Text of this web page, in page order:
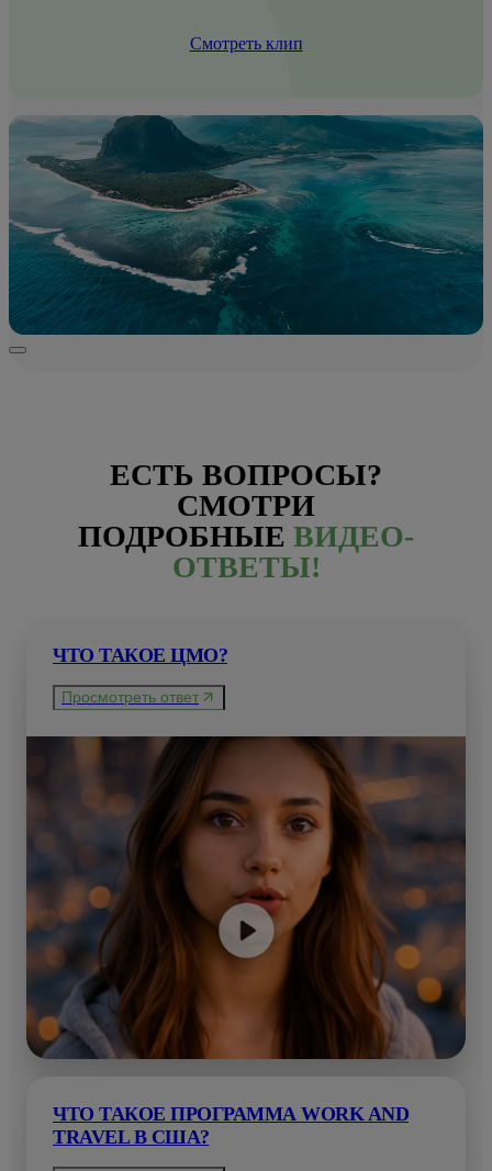
Смотреть клип
ЕСТЬ ВОПРОСЫ?
СМОТРИ
ПОДРОБНЫЕ ВИДЕО-
ОТВЕТЫ!
ЧТО ТАКОЕ ЦМО?
Просмотреть ответ
ЧТО ТАКОЕ ПРОГРАММА WORK AND
TRAVEL В США?